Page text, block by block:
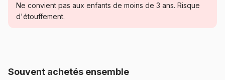
Catégorie
Puzzles - Affiches, Cinéma,
Provenance Allemagne
Ne convient pas aux enfants de moins de 3 ans. Risque
d'étouffement.
Souvent achetés ensemble